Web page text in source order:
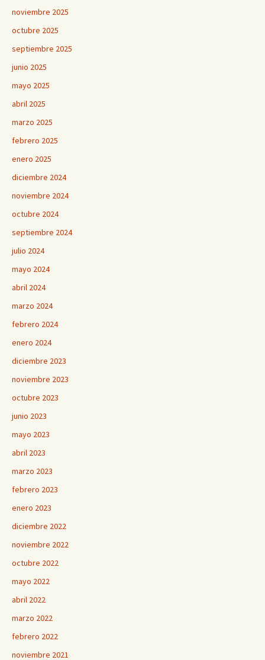
noviembre 2025
octubre 2025
septiembre 2025
junio 2025
mayo 2025
abril 2025
marzo 2025
febrero 2025
enero 2025
diciembre 2024
noviembre 2024
octubre 2024
septiembre 2024
julio 2024
mayo 2024
abril 2024
marzo 2024
febrero 2024
enero 2024
diciembre 2023
noviembre 2023
octubre 2023
junio 2023
mayo 2023
abril 2023
marzo 2023
febrero 2023
enero 2023
diciembre 2022
noviembre 2022
octubre 2022
mayo 2022
abril 2022
marzo 2022
febrero 2022
noviembre 2021